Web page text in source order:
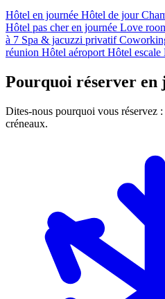
Hôtel en journée Hôtel de jour
Hôtel pas cher en journée Love
à 7 Spa & jacuzzi privatif
réunion Hôtel aéroport Hôtel escale
Pourquoi réserver en
Dites-nous pourquoi vous réservez
créneaux.